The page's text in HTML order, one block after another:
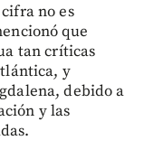
no es
que
tan críticas
y
debido a
y las